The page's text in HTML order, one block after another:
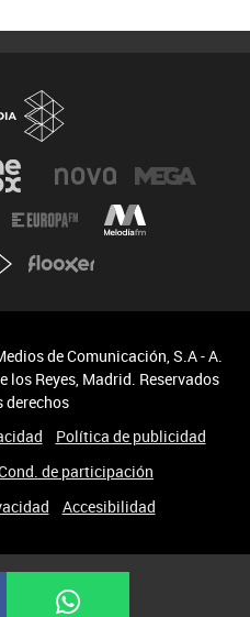
de Comunicación, S.A - A.
los Reyes, Madrid. Reservados
derechos
Política de publicidad
de participación
Accesibilidad